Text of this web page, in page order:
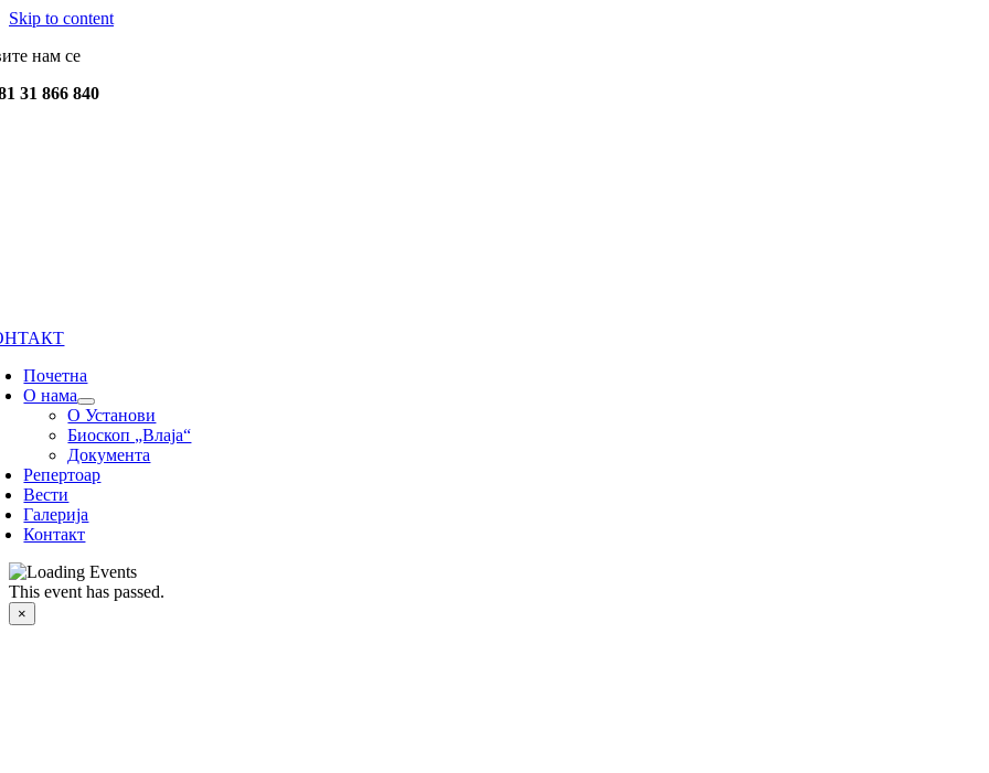
Skip to content
нам се
31 866 840
Почетна
О нама
О Установи
Биоскоп „Влаја“
Документа
Репертоар
Вести
Галерија
Контакт
This event has passed.
×